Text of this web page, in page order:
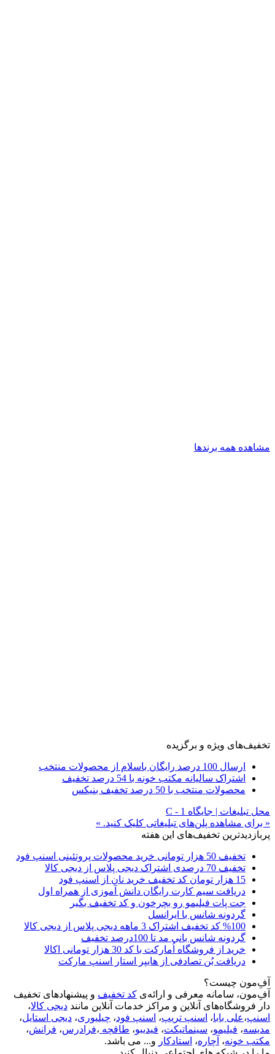
مشاهده همه برندها
تخفیف‌های ویژه و برگزیده
ارسال 100 درصد رایگان باسلام از محصولات منتخب
اشتراک سالیانه مکتب خونه با 54 درصد تخفیف
محصولات منتخب با 50 درصد تخفیف بنیکس
محل تبلیغات | جایگاه C - 1
« برای مشاهده پلن‌های تبلیغاتی کلیک کنید. »
پربازدیدترین تخفیف‌های این هفته
تخفیف 50 هزار تومانی خرید محصولات پروتئینی اسنپ فود
تخفیف 70 درصدی اشتراک دیجی پلاس از دیجی کالا
15 هزار تومان کد تخفیف خرید نان از اسنپ فود
دریافت سیم کارت رایگان دانش آموزی از همراه اول
جت پات فیلیمو رو بچرخون و کد تخفیف بگیر
گردونه شانس با ایرانسل
%100 کد تخفیف اشتراک 3 ماهه دیجی پلاس از دیجی کالا
گردونه شانس بانی مد تا 100درصد تخفیف
خرید از فروشگاه اُمارکت با کد 30 هزار تومانی اکالا
دریافت بُن تصادفی از هایپر استار اسنپ مارکت
آفِ‌مون چیست؟
آفِ‌مون، سامانه معرفی و ارائه‌ی کد تخفیف و پیشنهادهای تخفیف
دار فروشگاه‌های آنلاین و مراکز خدمات آنلاین مانند دیجی کالا،
اسنپ،علی بابا، اسنپ تریپ، اسنپ فود، چیلیوری، دیجی استایل،
مدیسه، فیلیمو، سینماتیکت، فیدیبو، طاقچه ،فرادرس، فرانش،
مکتب خونه، آچاره، استادکار و... می باشد.